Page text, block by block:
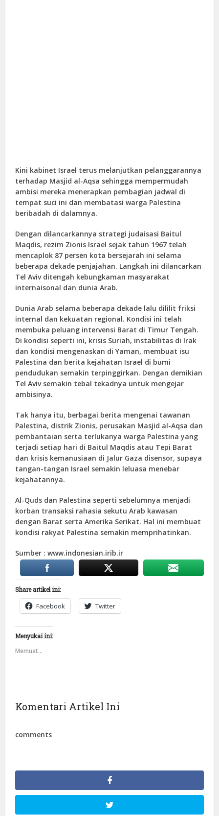
Kini kabinet Israel terus melanjutkan pelanggarannya
terhadap Masjid al-Aqsa sehingga mempermudah
ambisi mereka menerapkan pembagian jadwal di
tempat suci ini dan membatasi warga Palestina
beribadah di dalamnya.
Dengan dilancarkannya strategi judaisasi Baitul
Maqdis, rezim Zionis Israel sejak tahun 1967 telah
mencaplok 87 persen kota bersejarah ini selama
beberapa dekade penjajahan. Langkah ini dilancarkan
Tel Aviv ditengah kebungkaman masyarakat
internaisonal dan dunia Arab.
Dunia Arab selama beberapa dekade lalu dililit friksi
internal dan kekuatan regional. Kondisi ini telah
membuka peluang intervensi Barat di Timur Tengah.
Di kondisi seperti ini, krisis Suriah, instabilitas di Irak
dan kondisi mengenaskan di Yaman, membuat isu
Palestina dan berita kejahatan Israel di bumi
pendudukan semakin terpinggirkan. Dengan demikian
Tel Aviv semakin tebal tekadnya untuk mengejar
ambisinya.
Tak hanya itu, berbagai berita mengenai tawanan
Palestina, distrik Zionis, perusakan Masjid al-Aqsa dan
pembantaian serta terlukanya warga Palestina yang
terjadi setiap hari di Baitul Maqdis atau Tepi Barat
dan krisis kemanusiaan di Jalur Gaza disensor, supaya
tangan-tangan Israel semakin leluasa menebar
kejahatannya.
Al-Quds dan Palestina seperti sebelumnya menjadi
korban transaksi rahasia sekutu Arab kawasan
dengan Barat serta Amerika Serikat. Hal ini membuat
kondisi rakyat Palestina semakin memprihatinkan.
Sumber : www.indonesian.irib.ir
Share artikel ini:
Facebook Twitter
Menyukai ini:
Memuat...
Komentari Artikel Ini
comments